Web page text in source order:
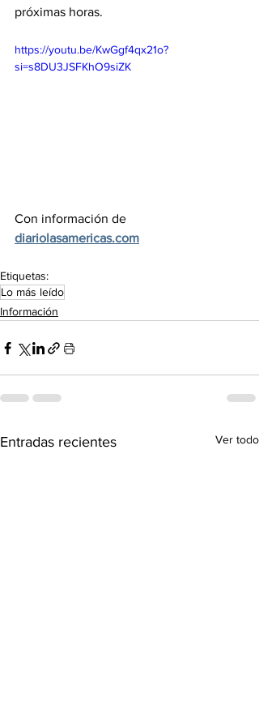
próximas horas.
https://youtu.be/KwGgf4qx21o?
si=s8DU3JSFKhO9siZK
Con información de
diariolasamericas.com
Etiquetas:
Lo más leído
Información
Entradas recientes Ver todo